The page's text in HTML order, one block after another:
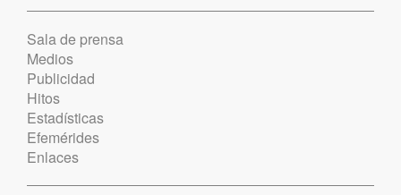
Sala de prensa
Medios
Publicidad
Hitos
Estadísticas
Efemérides
Enlaces